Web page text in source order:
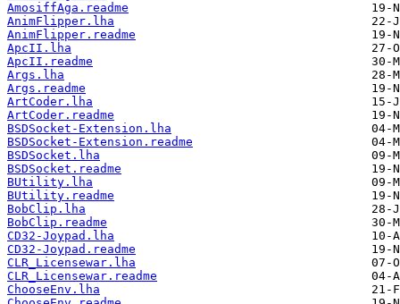
AmosiffAga.readme
AnimFlipper.lha
AnimFlipper.readme
ApcII.lha
ApcII.readme
Args.lha
Args.readme
ArtCoder.lha
ArtCoder.readme
BSDSocket-Extension.lha
BSDSocket-Extension.readme
BSDSocket.lha
BSDSocket.readme
BUtility.lha
BUtility.readme
BobClip.lha
BobClip.readme
CD32-Joypad.lha
CD32-Joypad.readme
CLR_Licensewar.lha
CLR_Licensewar.readme
ChooseEnv.lha